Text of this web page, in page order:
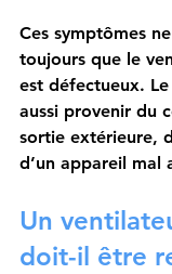
Ces symptômes
toujours que le
est défectueux.
aussi provenir du
sortie extérieure,
d’un appareil mal
Un
doit-il être